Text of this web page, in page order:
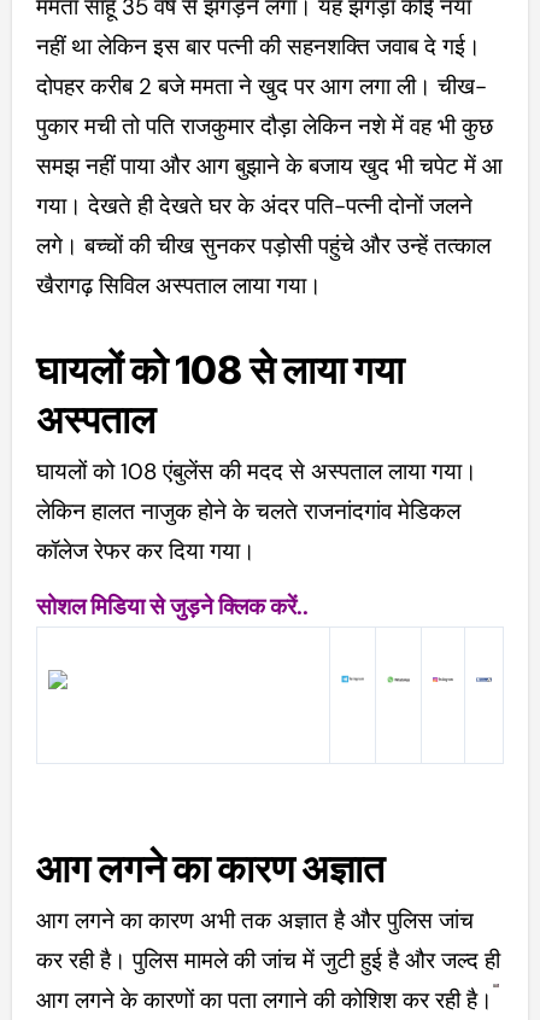
ममता साहू 35 वर्ष से झगड़ने लगा। यह झगड़ा कोई नया
नहीं था लेकिन इस बार पत्नी की सहनशक्ति जवाब दे गई।
दोपहर करीब 2 बजे ममता ने खुद पर आग लगा ली। चीख-
पुकार मची तो पति राजकुमार दौड़ा लेकिन नशे में वह भी कुछ
समझ नहीं पाया और आग बुझाने के बजाय खुद भी चपेट में आ
गया। देखते ही देखते घर के अंदर पति-पत्नी दोनों जलने
लगे। बच्चों की चीख सुनकर पड़ोसी पहुंचे और उन्हें तत्काल
खैरागढ़ सिविल अस्पताल लाया गया।
घायलों को 108 से लाया गया
अस्पताल
घायलों को 108 एंबुलेंस की मदद से अस्पताल लाया गया।
लेकिन हालत नाजुक होने के चलते राजनांदगांव मेडिकल
कॉलेज रेफर कर दिया गया।
सोशल मिडिया से जुड़ने क्लिक करें..
आग लगने का कारण अज्ञात
आग लगने का कारण अभी तक अज्ञात है और पुलिस जांच
कर रही है। पुलिस मामले की जांच में जुटी हुई है और जल्द ही
आग लगने के कारणों का पता लगाने की कोशिश कर रही है।